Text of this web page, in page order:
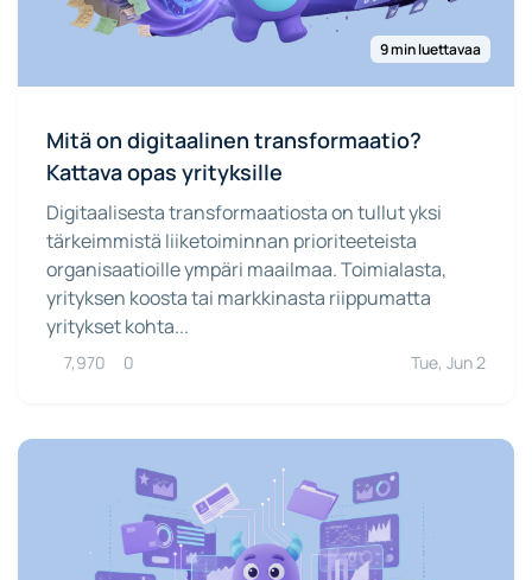
9 min luettavaa
Mitä on digitaalinen transformaatio?
Kattava opas yrityksille
Digitaalisesta transformaatiosta on tullut yksi
tärkeimmistä liiketoiminnan prioriteeteista
organisaatioille ympäri maailmaa. Toimialasta,
yrityksen koosta tai markkinasta riippumatta
yritykset kohta...
7,970 0 Tue, Jun 2